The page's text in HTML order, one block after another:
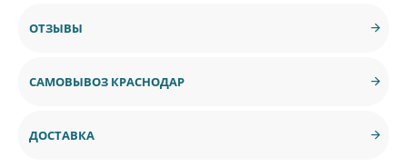
ОТЗЫВЫ
САМОВЫВОЗ КРАСНОДАР
ДОСТАВКА